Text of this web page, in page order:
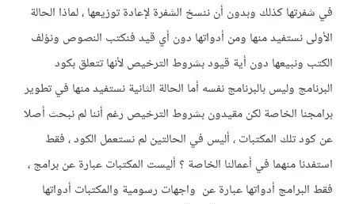
في شفرتها كذلك وبدون أن ننسخ الشفرة لإعادة توزيعها ، لماذا الحالة
الأولى نستفيد منها ومن أدواتها دون أي قيد فنكتب النصوص ونؤلف
الكتب ونبيعها دون أية قيود بشروط الترخيص لأنها تتعلق بكود
البرنامج وليس بالبرنامج نفسه أما الحالة الثانية نستفيد منها في تطوير
برامجنا الخاصة لكن مقيدون بشروط الترخيص رغم أننا لم نبحث أصلا
عن كود تلك المكتبات ، أليس في الحالتين لم نستعمل الكود ، فقط
استفدنا منهما في أعمالنا الخاصة ؟ أليست المكتبات عبارة عن برامج ،
فقط البرامج أدواتها عبارة عن واجهات رسومية والمكتبات أدواتها